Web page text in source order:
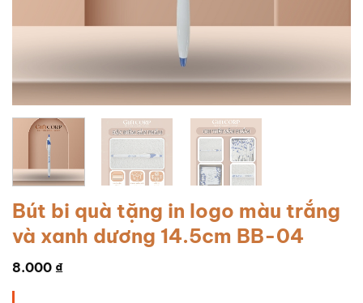
Bút bi quà tặng in logo màu trắng
và xanh dương 14.5cm BB-04
8.000 ₫